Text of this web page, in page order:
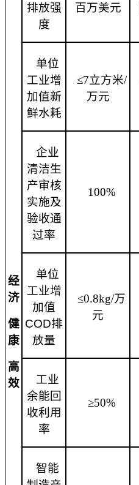
经
济
健
康
高
效
排放强
度
百万美元
单位
工业增
加值新
鲜水耗
≤7立方米/
万元
企业
清洁生
产审核
实施及
验收通
过率
100%
单位
工业增
加值
COD排
放量
≤0.8kg/万
元
工业
余能回
收利用
率
≥50%
智能